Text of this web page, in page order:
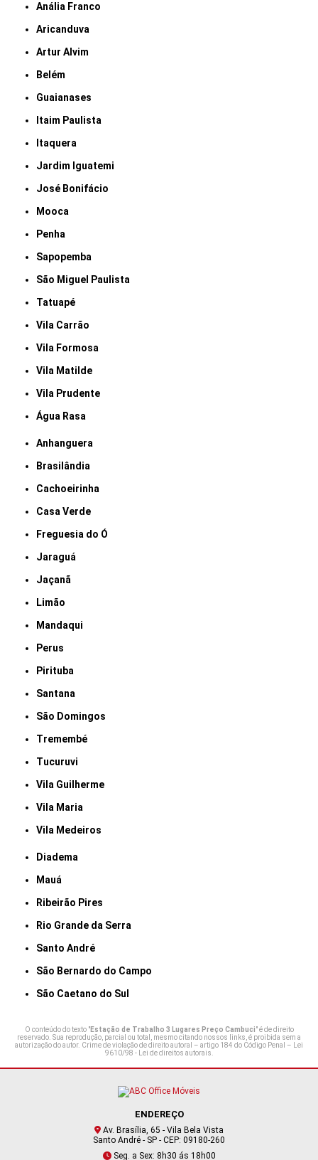
Anália Franco
Aricanduva
Artur Alvim
Belém
Guaianases
Itaim Paulista
Itaquera
Jardim Iguatemi
José Bonifácio
Mooca
Penha
Sapopemba
São Miguel Paulista
Tatuapé
Vila Carrão
Vila Formosa
Vila Matilde
Vila Prudente
Água Rasa
Anhanguera
Brasilândia
Cachoeirinha
Casa Verde
Freguesia do Ó
Jaraguá
Jaçanã
Limão
Mandaqui
Perus
Pirituba
Santana
São Domingos
Tremembé
Tucuruvi
Vila Guilherme
Vila Maria
Vila Medeiros
Diadema
Mauá
Ribeirão Pires
Rio Grande da Serra
Santo André
São Bernardo do Campo
São Caetano do Sul
O conteúdo do texto "Estação de Trabalho 3 Lugares Preço Cambuci" é de direito
reservado. Sua reprodução, parcial ou total, mesmo citando nossos links, é proibida sem a
autorização do autor. Crime de violação de direito autoral – artigo 184 do Código Penal – Lei
9610/98 - Lei de direitos autorais.
ENDEREÇO
Av. Brasília, 65 - Vila Bela Vista
Santo André - SP - CEP: 09180-260
Seg. a Sex: 8h30 ás 18h00